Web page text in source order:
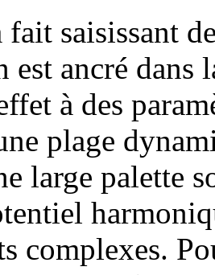
saisissant
est ancré
à des
plage
large palette
complexes.